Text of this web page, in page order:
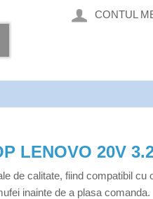
CONTUL
LENOVO 20V
de calitate, fiind compatibil cu
inainte de a plasa comanda.